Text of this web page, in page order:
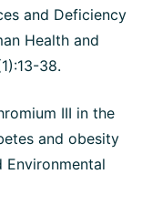
and Deficiency
Health and
38.
III in the
and obesity